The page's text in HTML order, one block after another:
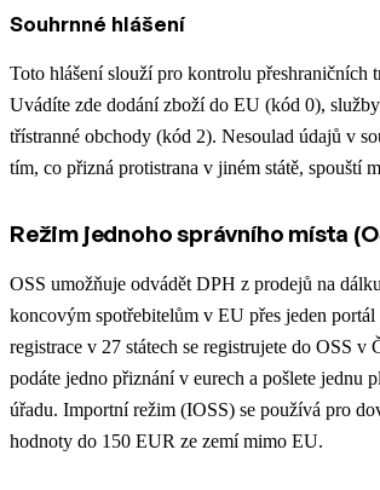
Souhrnné hlášení
Toto hlášení slouží pro kontrolu přeshraničních
Uvádíte zde dodání zboží do EU (kód 0),
třístranné obchody (kód 2). Nesoulad údajů v
tím, co přizná protistrana v jiném státě, spouští
Režim jednoho správního místa
OSS umožňuje odvádět DPH z prodejů na
koncovým spotřebitelům v EU přes jeden
registrace v 27 státech se registrujete do OSS v
podáte jedno přiznání v eurech a pošlete jednu
úřadu. Importní režim (IOSS) se používá pro
hodnoty do 150 EUR ze zemí mimo EU.